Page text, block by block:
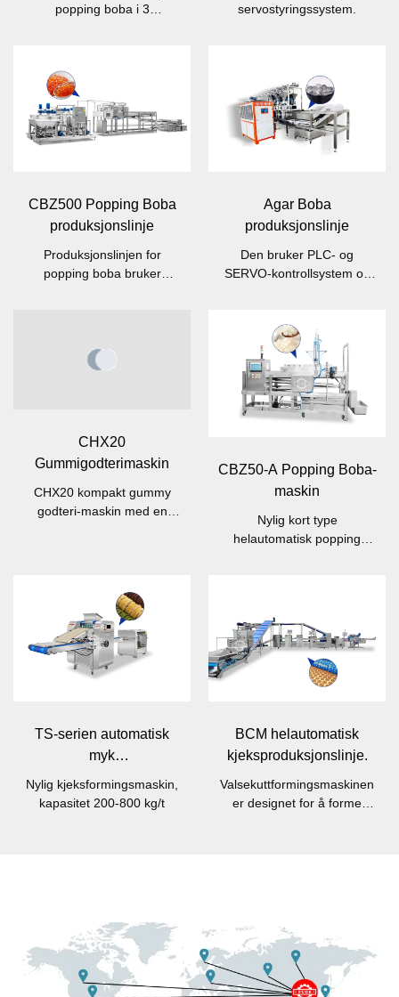
popping boba i 3
servostyringssystem.
CBZ500 Popping Boba
produksjonslinje
Produksjonslinjen for
popping boba bruker
Agar Boba
produksjonslinje
Den bruker PLC- og
SERVO-kontrollsystem og
CHX20
Gummigodterimaskin
CHX20 kompakt gummy
godteri-maskin med en
CBZ50-A Popping Boba-
maskin
Nylig kort type
helautomatisk popping
TS-serien automatisk
myk
kjeksformingsmaskin
Nylig kjeksformingsmaskin,
kapasitet 200-800 kg/t
BCM helautomatisk
kjeksproduksjonslinje.
Valsekuttformingsmaskinen
er designet for å forme